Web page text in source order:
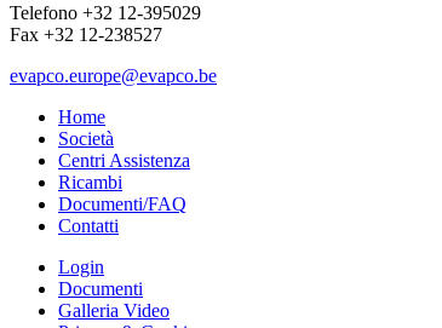
Telefono +32 12-395029
Fax +32 12-238527
evapco.europe@evapco.be
Home
Società
Centri Assistenza
Ricambi
Documenti/FAQ
Contatti
Login
Documenti
Galleria Video